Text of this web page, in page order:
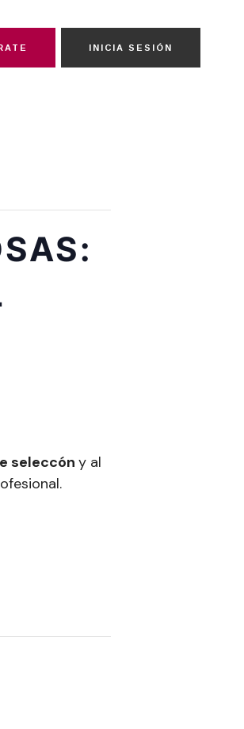
INICIA SESIÓN
seleccón y al